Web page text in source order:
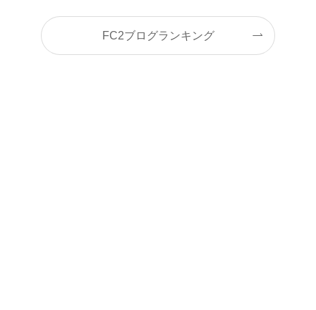
FC2ブログランキング